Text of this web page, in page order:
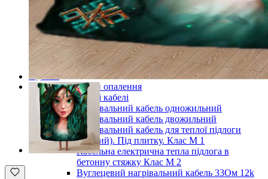
Комплекти для монтажу теплої підлоги
Monocrystal (з терморегулятором) під плитку
Терморегулятори для теплої підлоги
Комплектуючі для монтажу теплої електричної
підлоги
Показати усі Інфрачервона електрична плівкова тепла
підлога
Кабельні системи опалення
Нагрівальні кабелі
Нагрівальний кабель одножильний
Нагрівальний кабель двожильний
Нагрівальний кабель для теплої підлоги
(тонкий). Під плитку. Клас М 1
Кабельна електрична тепла підлога в
бетонну стяжку Клас М 2
Вуглецевий нагрівальний кабель 33Ом 12k